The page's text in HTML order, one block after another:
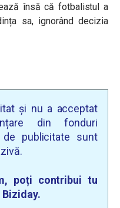
însă că fotbalistul a
sa, ignorând decizia
și nu a acceptat
din fonduri
de publicitate sunt
poți contribui tu